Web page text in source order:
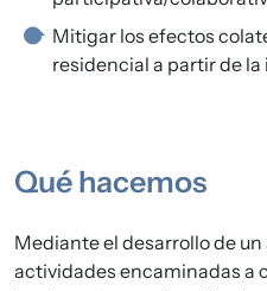
Mitigar los efectos
residencial a partir de
Qué hacemos
Mediante el desarrollo de
actividades encaminadas a